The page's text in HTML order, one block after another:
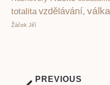
totalita vzdělávání, válka
Žáček Jiří
PREVIOUS